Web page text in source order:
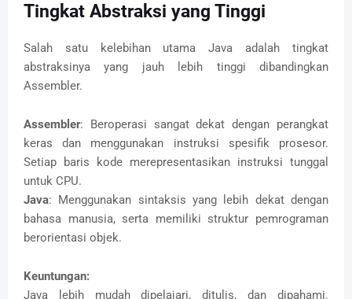
Tingkat Abstraksi yang Tinggi
Salah satu kelebihan utama Java adalah tingkat
abstraksinya yang jauh lebih tinggi dibandingkan
Assembler.
Assembler: Beroperasi sangat dekat dengan perangkat
keras dan menggunakan instruksi spesifik prosesor.
Setiap baris kode merepresentasikan instruksi tunggal
untuk CPU.
Java: Menggunakan sintaksis yang lebih dekat dengan
bahasa manusia, serta memiliki struktur pemrograman
berorientasi objek.
Keuntungan:
Java lebih mudah dipelajari, ditulis, dan dipahami.